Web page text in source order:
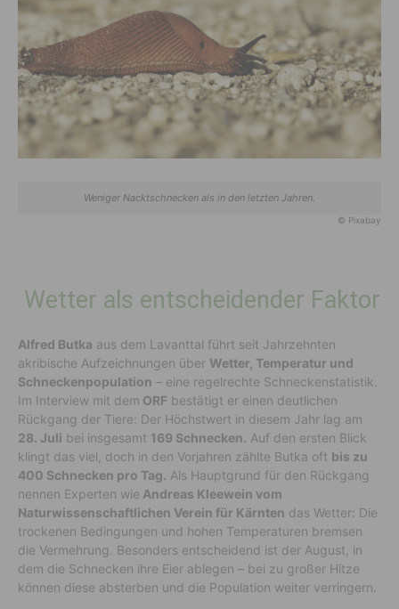
Weniger Nacktschnecken als in den letzten Jahren.
© Pixabay
Wetter als entscheidender Faktor
Alfred Butka aus dem Lavanttal führt seit Jahrzehnten
akribische Aufzeichnungen über Wetter, Temperatur und
Schneckenpopulation – eine regelrechte Schneckenstatistik.
Im Interview mit dem ORF bestätigt er einen deutlichen
Rückgang der Tiere: Der Höchstwert in diesem Jahr lag am
28. Juli bei insgesamt 169 Schnecken. Auf den ersten Blick
klingt das viel, doch in den Vorjahren zählte Butka oft bis zu
400 Schnecken pro Tag. Als Hauptgrund für den Rückgang
nennen Experten wie Andreas Kleewein vom
Naturwissenschaftlichen Verein für Kärnten das Wetter: Die
trockenen Bedingungen und hohen Temperaturen bremsen
die Vermehrung. Besonders entscheidend ist der August, in
dem die Schnecken ihre Eier ablegen – bei zu großer Hitze
können diese absterben und die Population weiter verringern.